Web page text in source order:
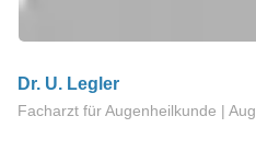
Dr. U. Legler
Facharzt für Augenheilkunde |